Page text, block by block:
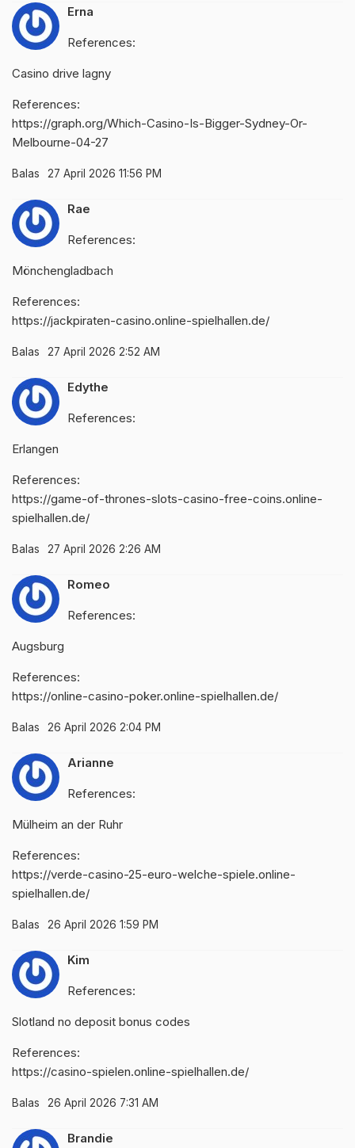
Erna
References:
Casino drive lagny
References:
https://graph.org/Which-Casino-Is-Bigger-Sydney-Or-
Melbourne-04-27
Balas 27 April 2026 11:56 PM
Rae
References:
Mönchengladbach
References:
https://jackpiraten-casino.online-spielhallen.de/
Balas 27 April 2026 2:52 AM
Edythe
References:
Erlangen
References:
https://game-of-thrones-slots-casino-free-coins.online-
spielhallen.de/
Balas 27 April 2026 2:26 AM
Romeo
References:
Augsburg
References:
https://online-casino-poker.online-spielhallen.de/
Balas 26 April 2026 2:04 PM
Arianne
References:
Mülheim an der Ruhr
References:
https://verde-casino-25-euro-welche-spiele.online-
spielhallen.de/
Balas 26 April 2026 1:59 PM
Kim
References:
Slotland no deposit bonus codes
References:
https://casino-spielen.online-spielhallen.de/
Balas 26 April 2026 7:31 AM
Brandie